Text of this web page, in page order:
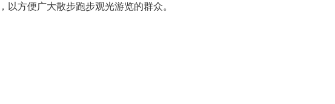
方便广大散步跑步观光游览的群众。